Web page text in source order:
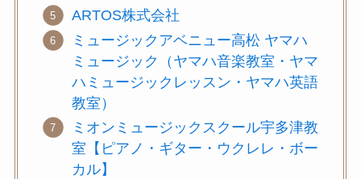
ARTOS株式会社
ミュージックアベニュー高松 ヤマハ
ミュージック（ヤマハ音楽教室・ヤマ
ハミュージックレッスン・ヤマハ英語
教室）
ミオンミュージックスクール宇多津教
室【ピアノ・ギター・ウクレレ・ボー
カル】